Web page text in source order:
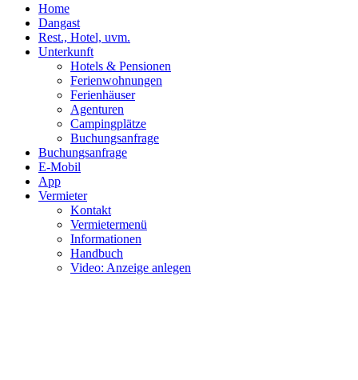
Home
Dangast
Rest., Hotel, uvm.
Unterkunft
Hotels & Pensionen
Ferienwohnungen
Ferienhäuser
Agenturen
Campingplätze
Buchungsanfrage
Buchungsanfrage
E-Mobil
App
Vermieter
Kontakt
Vermietermenü
Informationen
Handbuch
Video: Anzeige anlegen